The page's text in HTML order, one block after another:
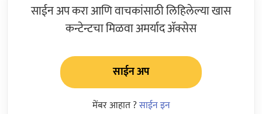
साईन अप करा आणि वाचकांसाठी लिहिलेल्या खास
कन्टेन्टचा मिळवा अमर्याद ॲक्सेस
साईन अप
मेंबर आहात ?साईन इन